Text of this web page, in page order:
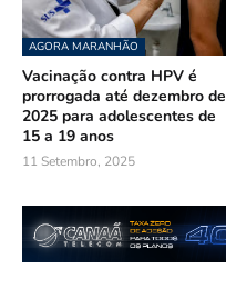
AGORA MARANHÃO
Vacinação contra HPV é
prorrogada até dezembro de
2025 para adolescentes de
15 a 19 anos
11 Setembro, 2025